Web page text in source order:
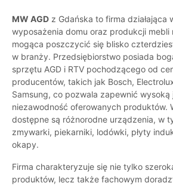
MW AGD z Gdańska to firma działająca
wyposażenia domu oraz produkcji mebli
mogąca poszczycić się blisko
w branży. Przedsiębiorstwo posiada
sprzętu AGD i RTV pochodzącego od
producentów, takich jak Bosch,
Samsung, co pozwala zapewnić wysoką
niezawodność oferowanych produktów.
dostępne są różnorodne urządzenia, w
zmywarki, piekarniki, lodówki, płyty
okapy.
Firma charakteryzuje się nie tylko
produktów, lecz także fachowym